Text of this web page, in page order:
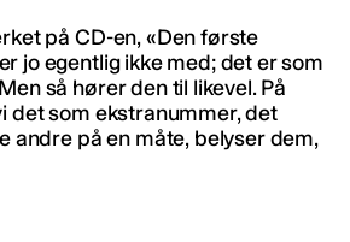
på CD-en, «Den første
jo egentlig ikke med; det er som
så hører den til likevel. På
det som ekstranummer, det
andre på en måte, belyser dem,